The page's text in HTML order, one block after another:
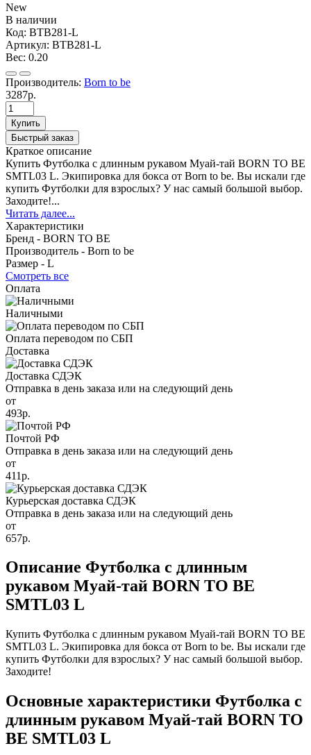
New
В наличии
Код: BTB281-L
Артикул: BTB281-L
Вес: 0.20
Производитель: Born to be
3287р.
Купить
Быстрый заказ
Краткое описание
Купить Футболка с длинным рукавом Муай-тай BORN TO BE
SMTL03 L. Экипировка для бокса от Born to be. Вы искали где
купить Футболки для взрослых? У нас самый большой выбор.
Заходите!...
Читать далее...
Характеристики
Бренд - BORN TO BE
Производитель - Born to be
Размер - L
Смотреть все
Оплата
Наличными
Оплата переводом по СБП
Доставка
Доставка СДЭК
Отправка в день заказа или на следующий день
от
493р.
Почтой РФ
Отправка в день заказа или на следующий день
от
411р.
Курьерская доставка СДЭК
Отправка в день заказа или на следующий день
от
657р.
Описание Футболка с длинным
рукавом Муай-тай BORN TO BE
SMTL03 L
Купить Футболка с длинным рукавом Муай-тай BORN TO BE
SMTL03 L. Экипировка для бокса от Born to be. Вы искали где
купить Футболки для взрослых? У нас самый большой выбор.
Заходите!
Основные характеристики Футболка с
длинным рукавом Муай-тай BORN TO
BE SMTL03 L